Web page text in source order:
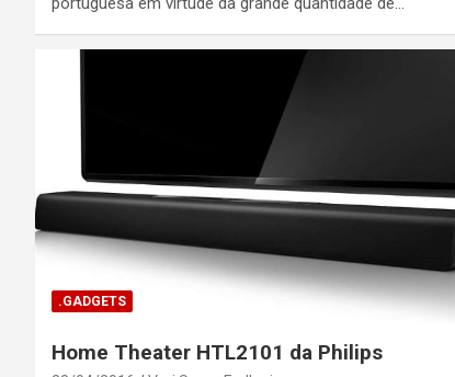
.GADGETS
Home Theater HTL2101 da Philips